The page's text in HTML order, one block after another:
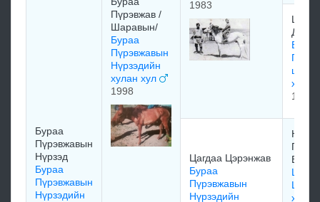
Бураа
Пүрэвжавын
Нүрзэд
Бураа
Пүрэвжавын
Нүрзэдийн
Пүрэвжав /
Шаравын/
Бураа
Пүрэвжавын
Нүрзэдийн
хулан хул
1998
1983
Шонх
Бураа
шонх
1970
Цагдаа Цэрэнжав
Бураа
Пүрэвжавын
Нүрзэдийн
Ембүү
хүрэн